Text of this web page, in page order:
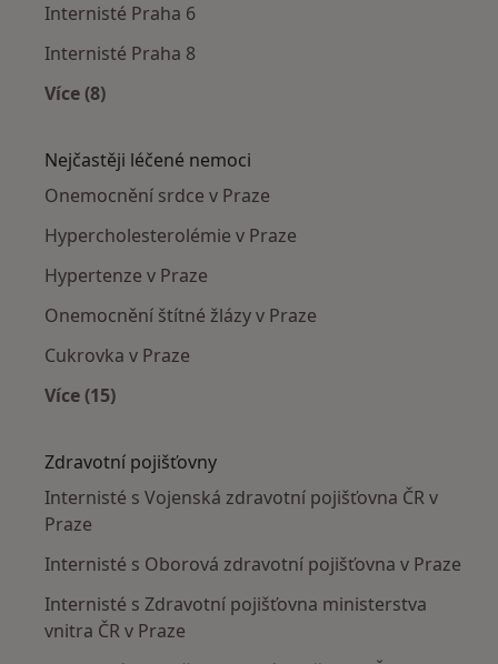
Internisté Praha 6
Internisté Praha 8
Více (8)
Nejčastěji léčené nemoci
Onemocnění srdce v Praze
Hypercholesterolémie v Praze
Hypertenze v Praze
Onemocnění štítné žlázy v Praze
Cukrovka v Praze
Více (15)
Zdravotní pojišťovny
Internisté s Vojenská zdravotní pojišťovna ČR v
Praze
Internisté s Oborová zdravotní pojišťovna v Praze
Internisté s Zdravotní pojišťovna ministerstva
vnitra ČR v Praze